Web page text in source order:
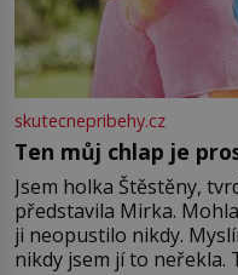
skutecnepribehy.cz
Ten můj chlap je
Jsem holka Štěstěny,
představila Mirka.
ji neopustilo nikdy.
nikdy jsem jí to neřekla.